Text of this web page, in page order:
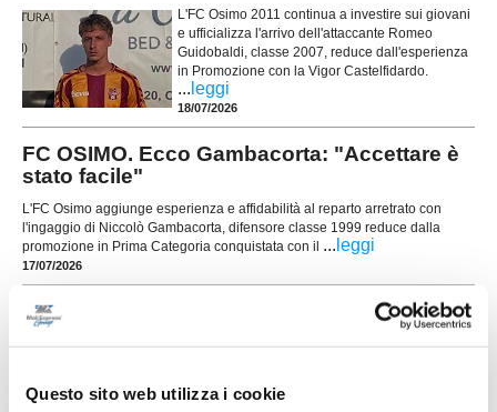
Questo sito web utilizza i cookie
L'FC Osimo 2011 continua a investire sui giovani
e ufficializza l'arrivo dell'attaccante Romeo
Guidobaldi, classe 2007, reduce dall'esperienza
in Promozione con la Vigor Castelfidardo.
... leggi
18/07/2026
FC OSIMO. Ecco Gambacorta: "Accettare è
stato facile"
L'FC Osimo aggiunge esperienza e affidabilità al reparto arretrato con
l'ingaggio di Niccolò Gambacorta, difensore classe 1999 reduce dalla
promozione in Prima Categoria conquistata con il ... leggi
17/07/2026
VALLE DEL GIANO FABRIANO. Il mister sarà
ancora Massimiliano Nasoni
l'allenatore della prima squadra impegnata nel